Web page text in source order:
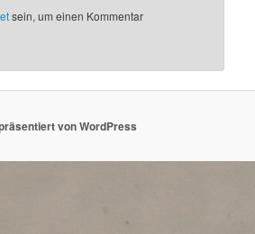
sein, um einen Kommentar
von WordPress